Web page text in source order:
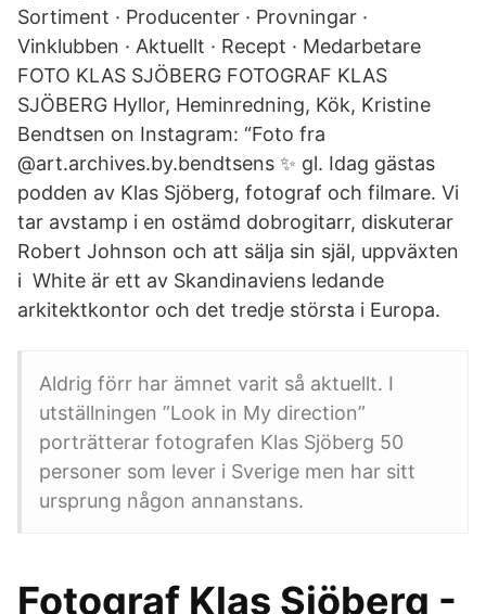
Sortiment · Producenter · Provningar ·
Vinklubben · Aktuellt · Recept · Medarbetare
FOTO KLAS SJÖBERG FOTOGRAF KLAS
SJÖBERG Hyllor, Heminredning, Kök, Kristine
Bendtsen on Instagram: “Foto fra
@art.archives.by.bendtsens ✨ gl. Idag gästas
podden av Klas Sjöberg, fotograf och filmare. Vi
tar avstamp i en ostämd dobrogitarr, diskuterar
Robert Johnson och att sälja sin själ, uppväxten
i White är ett av Skandinaviens ledande
arkitektkontor och det tredje största i Europa.
Aldrig förr har ämnet varit så aktuellt. I
utställningen ”Look in My direction”
porträtterar fotografen Klas Sjöberg 50
personer som lever i Sverige men har sitt
ursprung någon annanstans.
Fotograf Klas Sjöberg -